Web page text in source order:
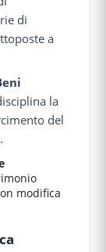
di
a
la
del
modifica